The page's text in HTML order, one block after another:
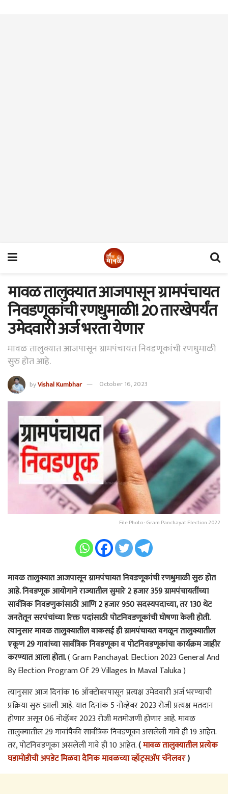
मावळ तालुक्यात आजपासून ग्रामपंचायत
निवडणूकांची रणधुमाळी! 20 तारखेपर्यंत
उमेदवारी अर्ज भरता येणार
मावळ तालुक्यात आजपासून ग्रामपंचायत निवडणूकांची रणधुमाळी
सुरु होत आहे.
byVishal Kumbhar October 16, 2023
File Photo : Gram Panchayat Election 2022
मावळ तालुक्यात आजपासून ग्रामपंचायत निवडणूकांची रणधुमाळी सुरु होत
आहे. निवडणूक आयोगाने राज्यातील सुमारे 2 हजार 359 ग्रामपंचायतींच्या
सार्वत्रिक निवडणुकांसाठी आणि 2 हजार 950 सदस्यपदाच्या, तर 130 थेट
जनतेतून सरपंचांच्या रिक्त पदांसाठी पोटनिवडणूकांची घोषणा केली होती.
त्यानुसार मावळ तालुक्यातील वाकसई ही ग्रामपंचायत वगळून तालुक्यातील
एकूण 29 गावांच्या सार्वत्रिक निवडणूका व पोटनिवडणूकांचा कार्यक्रम जाहीर
करण्यात आला होता.( Gram Panchayat Election 2023 General And
By Election Program Of 29 Villages In Maval Taluka )
त्यानुसार आज दिनांक 16 ऑक्टोबरपासून प्रत्यक्ष उमेदवारी अर्ज भरण्याची
प्रक्रिया सुरु झाली आहे. यात दिनांक 5 नोव्हेंबर 2023 रोजी प्रत्यक्ष मतदान
होणार असून 06 नोव्हेंबर 2023 रोजी मतमोजणी होणार आहे. मावळ
तालुक्यातील 29 गावांपैकी सार्वत्रिक निवडणूका असलेली गावे ही 19 आहेत.
तर, पोटनिवडणूका असलेली गावे ही 10 आहेत.(मावळ तालुक्यातील प्रत्येक
घडामोडीची अपडेट मिळवा दैनिक मावळच्या व्हॉट्सअ‍ॅप चॅनेलवर)